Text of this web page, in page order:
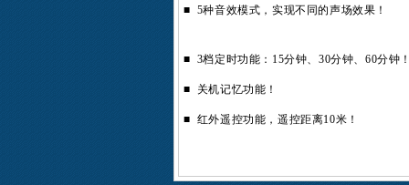
■ 5种音效模式，实现不同的声场效果！
■ 3档定时功能：15分钟、30分钟、60分钟
■ 关机记忆功能！
■ 红外遥控功能，遥控距离10米！